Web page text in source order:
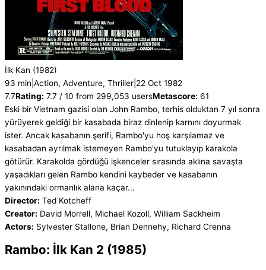
İlk Kan (1982)
93 min Action, Adventure, Thriller 22 Oct 1982
7.7Rating: 7.7 / 10 from 299,053 usersMetascore: 61
Eski bir Vietnam gazisi olan John Rambo, terhis olduktan 7 yıl sonra
yürüyerek geldiği bir kasabada biraz dinlenip karnını doyurmak
ister. Ancak kasabanın şerifi, Rambo'yu hoş karşılamaz ve
kasabadan ayrılmak istemeyen Rambo'yu tutuklayıp karakola
götürür. Karakolda gördüğü işkenceler sırasında aklına savaşta
yaşadıkları gelen Rambo kendini kaybeder ve kasabanın
yakınındaki ormanlık alana kaçar...
Director: Ted Kotcheff
Creator: David Morrell, Michael Kozoll, William Sackheim
Actors: Sylvester Stallone, Brian Dennehy, Richard Crenna
Rambo: İlk Kan 2 (1985)